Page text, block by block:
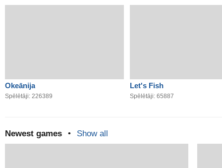
Okeānija
Spēlētāji: 226389
Let's Fish
Spēlētāji: 65887
Newest games • Show all